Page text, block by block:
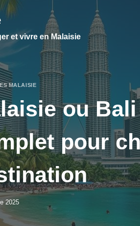
et vivre en Malaisie
MALAISIE
ou
pour
2025